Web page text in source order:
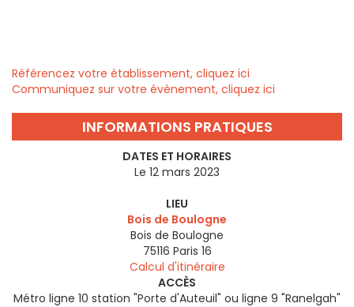
Référencez votre établissement, cliquez ici
Communiquez sur votre évènement, cliquez ici
INFORMATIONS PRATIQUES
DATES ET HORAIRES
Le 12 mars 2023
LIEU
Bois de Boulogne
Bois de Boulogne
75116 Paris 16
Calcul d'itinéraire
ACCÈS
Métro ligne 10 station "Porte d'Auteuil" ou ligne 9 "Ranelgah"